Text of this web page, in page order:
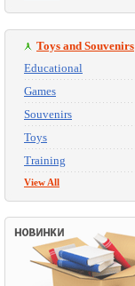
Toys and Souvenirs
Educational
Games
Souvenirs
Toys
Training
View All